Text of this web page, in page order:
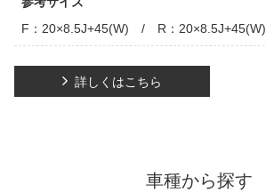
F：20×8.5J+45(W) / R：20×8.5J+45(W)
詳しくはこちら
車種から探す